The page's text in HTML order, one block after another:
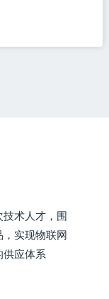
术人才，围
实现物联网
供应体系